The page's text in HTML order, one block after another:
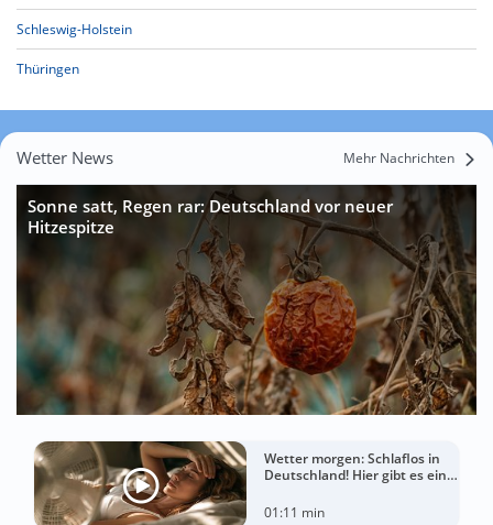
Schleswig-Holstein
Thüringen
Wetter News Mehr Nachrichten
Sonne satt, Regen rar: Deutschland vor neuer
Hitzespitze
Wetter morgen: Schlaflos in
Deutschland! Hier gibt es eine
01:11 min